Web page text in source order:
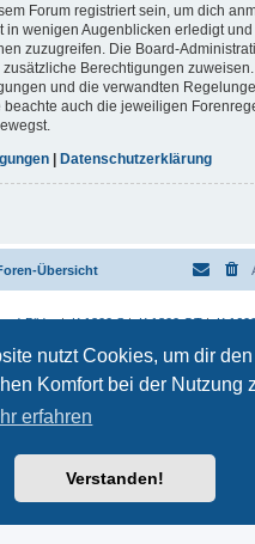
nutzt Cookies, um dir den
Komfort bei der Nutzung
erfahren
Verstanden!
Forum registriert sein, um dich
in wenigen Augenblicken erledigt
zuzugreifen. Die Board-
Berechtigungen
und die verwandten
beachte auch die jeweiligen
| Datenschutzerklärung
Übersicht
Bilder|K 1200 S|K 1300 GT|K
Deutsche Übersetzung durch
Datenschutz